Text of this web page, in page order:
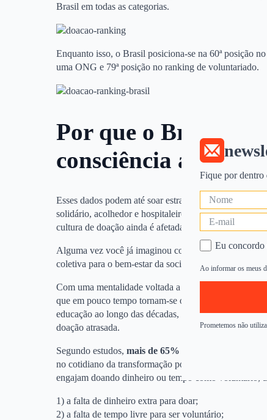
Brasil em todas as categorias.
Enquanto isso, o Brasil posiciona-se na 60ª posição
uma ONG e 79ª posição no ranking de voluntariado.
Por que o Brasil
consciência
Esses dados podem até soar estranhos para muitas
solidário, acolhedor e hospitaleiro. De fato, nossa
cultura de doação ainda é afetada por questões
Alguma vez você já imaginou como as decisões de
coletiva para o bem-estar da sociedade?
Com uma mentalidade voltada a planejamento de
que em pouco tempo tornam-se obsoletos e
educação ao longo das décadas, nos levaram a uma
doação atrasada.
Segundo estudos, mais de 65% dos brasileiros
no cotidiano da transformação positiva que nossa
engajam doando dinheiro ou tempo como voluntário,
1) a falta de dinheiro extra para doar;
2) a falta de tempo livre para ser voluntário;
Fique por dentro
Eu concordo
Ao informar os meus
Prometemos não